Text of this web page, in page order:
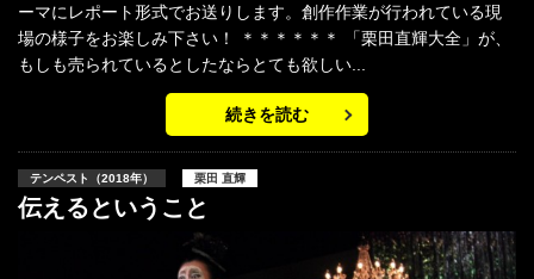
ーマにレポート形式でお送りします。創作作業が行われている現
場の様子をお楽しみ下さい！ ＊＊＊＊＊＊ 「栗田直輝大全」が、
もしも売られているとしたならとても欲しい...
続きを読む
テンペスト（2018年） 栗田 直輝
伝えるということ